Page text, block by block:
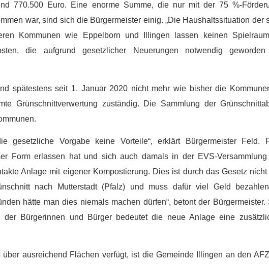
770.500 Euro. Eine enorme Summe, die nur mit der 75 %-
war, sind sich die Bürgermeister einig. „Die Haushaltssituation der
Kommunen wie Eppelborn und Illingen lassen keinen
die aufgrund gesetzlicher Neuerungen notwendig
spätestens seit 1. Januar 2020 nicht mehr wie bisher die
Grünschnittverwertung zuständig. Die Sammlung der
gesetzliche Vorgabe keine Vorteile“, erklärt Bürgermeister
Form erlassen hat und sich auch damals in der EVS-
Anlage mit eigener Kompostierung. Dies ist durch das Gesetz
nach Mutterstadt (Pfalz) und muss dafür viel Geld
hätte man dies niemals machen dürfen“, betont der
Bürgerinnen und Bürger bedeutet die neue Anlage eine
ausreichend Flächen verfügt, ist die Gemeinde Illingen an den